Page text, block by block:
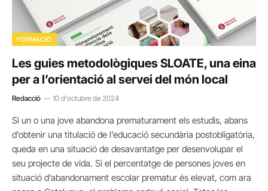
FORMACIÓ
Les guies metodològiques SLOATE, una eina
per a l’orientació al servei del món local
Redacció 10 d'octubre de 2024
Si un o una jove abandona prematurament els estudis, abans
d’obtenir una titulació de l’educació secundària postobligatòria,
queda en una situació de desavantatge per desenvolupar el
seu projecte de vida. Si el percentatge de persones joves en
situació d’abandonament escolar prematur és elevat, com ara